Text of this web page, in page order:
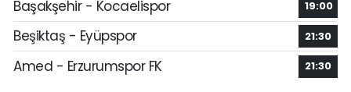
Başakşehir - Kocaelispor
19:00
Beşiktaş - Eyüpspor 21:30
Amed - Erzurumspor FK 21:30